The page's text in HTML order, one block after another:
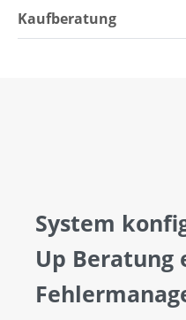
Kaufberatung
System
Up Beratung